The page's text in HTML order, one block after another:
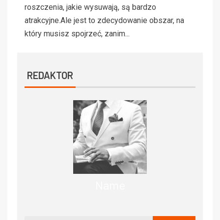
roszczenia, jakie wysuwają, są bardzo
atrakcyjne.Ale jest to zdecydowanie obszar, na
który musisz spojrzeć, zanim...
REDAKTOR